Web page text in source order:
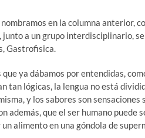
en la columna anterior,
a un grupo interdisciplinario,
Gastrofisica.
ya dábamos por entendidas,
tan lógicas, la lengua no está
y los sabores son
además, que el ser humano puede
alimento en una góndola de